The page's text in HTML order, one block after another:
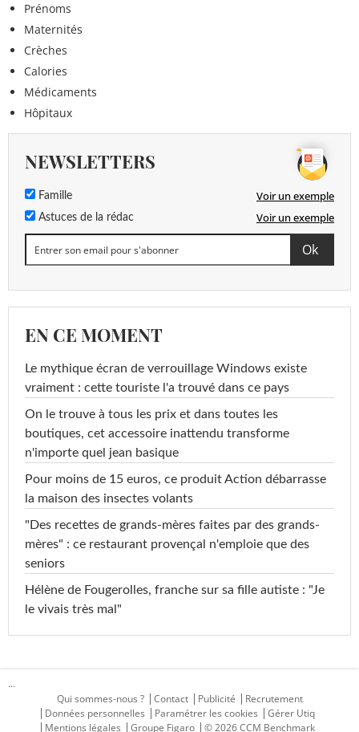
Prénoms
Maternités
Crèches
Calories
Médicaments
Hôpitaux
NEWSLETTERS
Famille Voir un exemple
Astuces de la rédac Voir un exemple
EN CE MOMENT
Le mythique écran de verrouillage Windows existe
vraiment : cette touriste l'a trouvé dans ce pays
On le trouve à tous les prix et dans toutes les
boutiques, cet accessoire inattendu transforme
n'importe quel jean basique
Pour moins de 15 euros, ce produit Action débarrasse
la maison des insectes volants
"Des recettes de grands-mères faites par des grands-
mères" : ce restaurant provençal n'emploie que des
seniors
Hélène de Fougerolles, franche sur sa fille autiste : "Je
le vivais très mal"
...
Qui sommes-nous ?
Contact Publicité
Recrutement
Données personnelles
Paramétrer les cookies
Gérer Utiq
Mentions légales
Groupe Figaro © 2026 CCM Benchmark